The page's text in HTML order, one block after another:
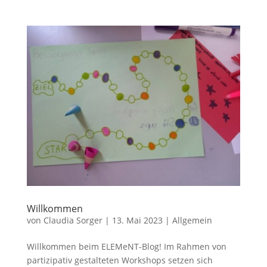
Willkommen
von Claudia Sorger| 13. Mai 2023 | Allgemein
Willkommen beim ELEMeNT-Blog! Im Rahmen von
partizipativ gestalteten Workshops setzen sich